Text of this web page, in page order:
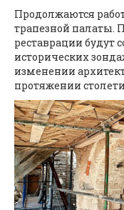
Продолжаются
трапезной палаты.
реставрации будут
исторических
изменении
протяжении